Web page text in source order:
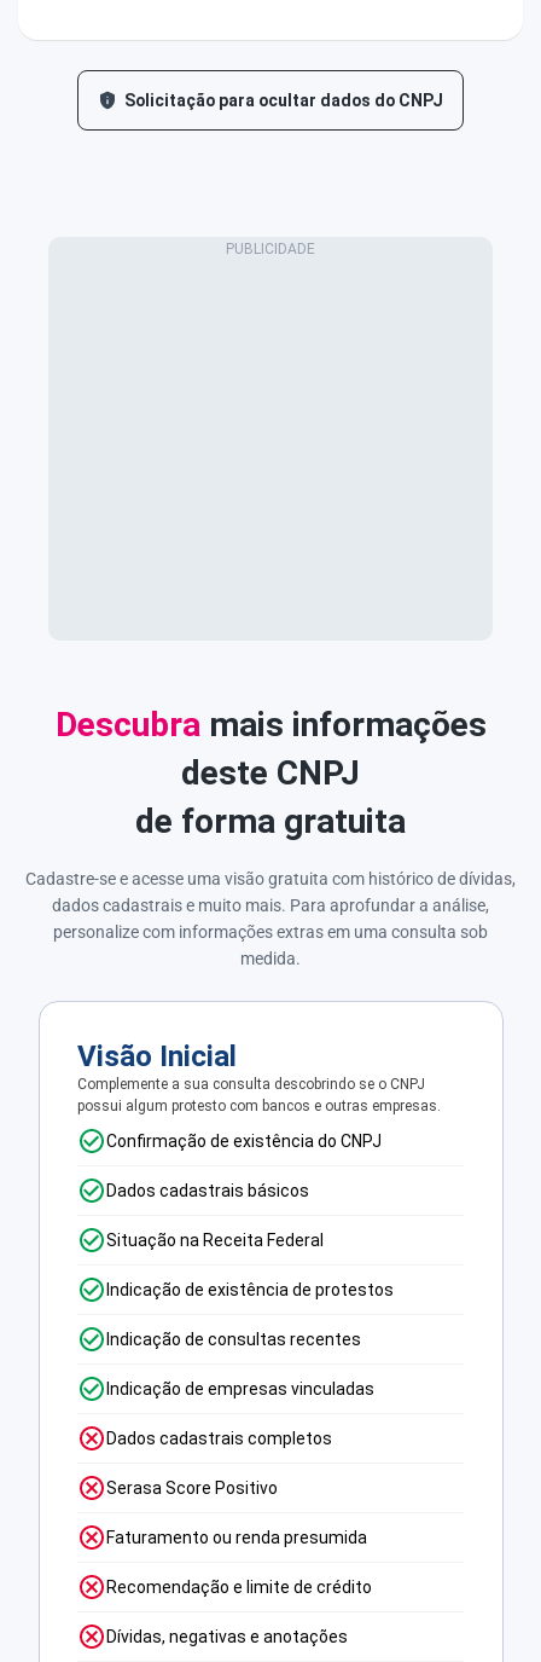
Solicitação para ocultar dados do CNPJ
Descubra mais informações
deste CNPJ
de forma gratuita
Cadastre-se e acesse uma visão gratuita com histórico de dívidas,
dados cadastrais e muito mais. Para aprofundar a análise,
personalize com informações extras em uma consulta sob
medida.
Visão Inicial
Complemente a sua consulta descobrindo se o CNPJ
possui algum protesto com bancos e outras empresas.
Confirmação de existência do CNPJ
Dados cadastrais básicos
Situação na Receita Federal
Indicação de existência de protestos
Indicação de consultas recentes
Indicação de empresas vinculadas
Dados cadastrais completos
Serasa Score Positivo
Faturamento ou renda presumida
Recomendação e limite de crédito
Dívidas, negativas e anotações